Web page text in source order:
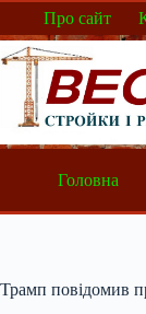
Перейти
вмісту
Про сайт
Головна
Трамп повідомив